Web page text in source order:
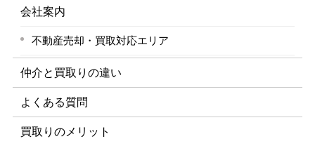
会社案内
不動産売却・買取対応エリア
仲介と買取りの違い
よくある質問
買取りのメリット